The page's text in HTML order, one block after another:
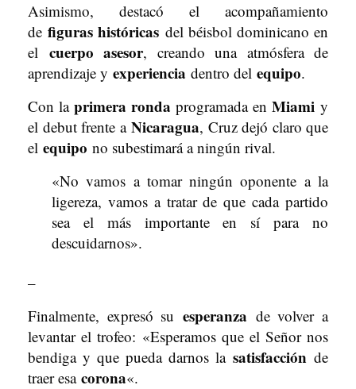
Asimismo, destacó el acompañamiento
defiguras históricas del béisbol dominicano en
el cuerpo asesor, creando una atmósfera de
aprendizaje y experiencia dentro del equipo.
Con laprimera ronda programada enMiami y
el debut frente a Nicaragua, Cruz dejó claro que
el equipo no subestimará a ningún rival.
«No vamos a tomar ningún oponente a la
ligereza, vamos a tratar de que cada partido
sea el más importante en sí para no
descuidarnos».
–
Finalmente, expresó su esperanza de volver a
levantar el trofeo: «Esperamos que el Señor nos
bendiga y que pueda darnos la satisfacción de
traer esa corona«.